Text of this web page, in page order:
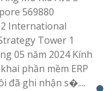
569880
International
Tower 1
05 năm 2024 Kính
phần mềm ERP
đã ghi nhận s�....